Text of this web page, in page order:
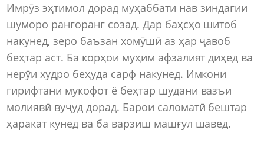
Имрӯз эҳтимол дорад муҳаббати нав зиндагии
шуморо рангоранг созад. Дар баҳсҳо шитоб
накунед, зеро баъзан хомӯшӣ аз ҳар ҷавоб
беҳтар аст. Ба корҳои муҳим афзалият диҳед ва
нерӯи худро беҳуда сарф накунед. Имкони
гирифтани мукофот ё беҳтар шудани вазъи
молиявӣ вуҷуд дорад. Барои саломатӣ бештар
ҳаракат кунед ва ба варзиш машғул шавед.